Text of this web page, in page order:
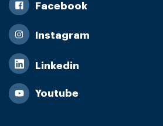
Facebook
Instagram
Linkedin
Youtube